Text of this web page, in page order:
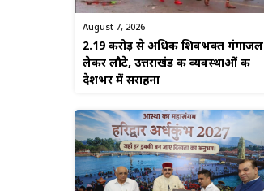
August 7, 2026
2.19 करोड़ से अधिक शिवभक्त गंगाजल
लेकर लौटे, उत्तराखंड की व्यवस्थाओं की
देशभर में सराहना